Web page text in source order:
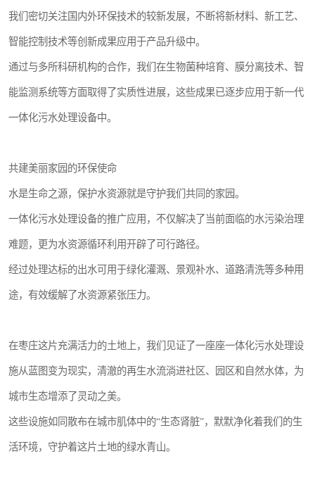
我们密切关注国内外环保技术的较新发展，不断将新材料、新工艺、
智能控制技术等创新成果应用于产品升级中。
通过与多所科研机构的合作，我们在生物菌种培育、膜分离技术、智
能监测系统等方面取得了实质性进展，这些成果已逐步应用于新一代
一体化污水处理设备中。
共建美丽家园的环保使命
水是生命之源，保护水资源就是守护我们共同的家园。
一体化污水处理设备的推广应用，不仅解决了当前面临的水污染治理
难题，更为水资源循环利用开辟了可行路径。
经过处理达标的出水可用于绿化灌溉、景观补水、道路清洗等多种用
途，有效缓解了水资源紧张压力。
在枣庄这片充满活力的土地上，我们见证了一座座一体化污水处理设
施从蓝图变为现实，清澈的再生水流淌进社区、园区和自然水体，为
城市生态增添了灵动之美。
这些设施如同散布在城市肌体中的“生态肾脏”，默默净化着我们的生
活环境，守护着这片土地的绿水青山。